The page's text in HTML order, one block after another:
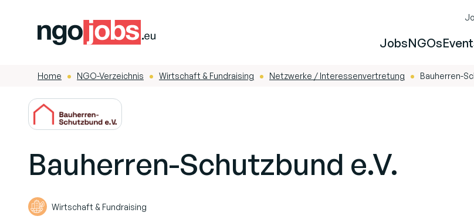
JobsNGOs
Home
-
NGO-Verzeichnis
-
Wirtschaft & Fundraising
-
Netzwerke / Interessenvertretung
-
Bauherren-
Bauherren-Schutzbund e.V.
Wirtschaft & Fundraising